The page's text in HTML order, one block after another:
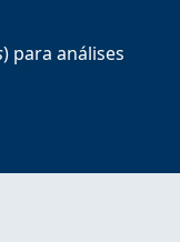
) para análises